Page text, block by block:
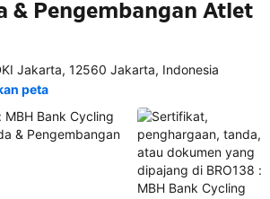
& Pengembangan Atlet
Jakarta, 12560 Jakarta, Indonesia
peta